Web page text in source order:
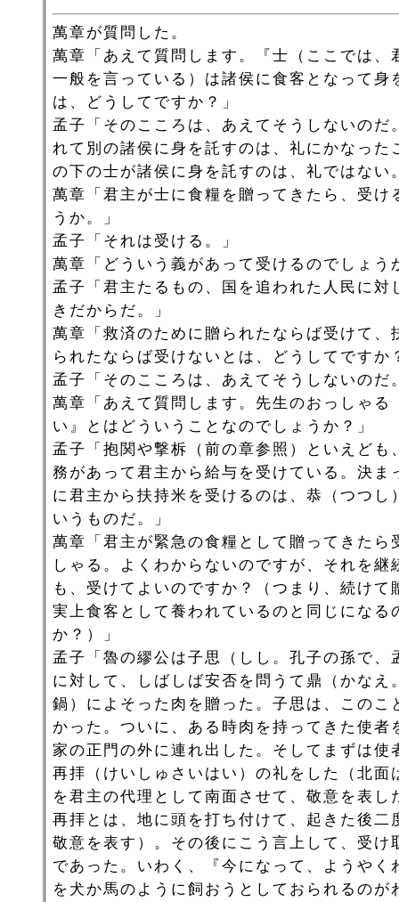
萬章が質問した。
萬章「あえて質問します。『士（ここでは、
一般を言っている）は諸侯に食客となって身
は、どうしてですか？」
孟子「そのこころは、あえてそうしないのだ
れて別の諸侯に身を託すのは、礼にかなった
の下の士が諸侯に身を託すのは、礼ではない
萬章「君主が士に食糧を贈ってきたら、受け
うか。」
孟子「それは受ける。」
萬章「どういう義があって受けるのでしょう
孟子「君主たるもの、国を追われた人民に対
きだからだ。」
萬章「救済のために贈られたならば受けて、
られたならば受けないとは、どうしてですか
孟子「そのこころは、あえてそうしないのだ
萬章「あえて質問します。先生のおっしゃる
い』とはどういうことなのでしょうか？」
孟子「抱関や撃柝（前の章参照）といえども
務があって君主から給与を受けている。決ま
に君主から扶持米を受けるのは、恭（つつし
いうものだ。」
萬章「君主が緊急の食糧として贈ってきたら
しゃる。よくわからないのですが、それを継
も、受けてよいのですか？（つまり、続けて
実上食客として養われているのと同じになる
か？）」
孟子「魯の繆公は子思（しし。孔子の孫で、
に対して、しばしば安否を問うて鼎（かなえ
鍋）によそった肉を贈った。子思は、このこ
かった。ついに、ある時肉を持ってきた使者
家の正門の外に連れ出した。そしてまずは使
再拝（けいしゅさいはい）の礼をした（北面
を君主の代理として南面させて、敬意を表し
再拝とは、地に頭を打ち付けて、起きた後二
敬意を表す）。その後にこう言上して、受け
であった。いわく、『今になって、ようやく
を犬か馬のように飼おうとしておられるのが